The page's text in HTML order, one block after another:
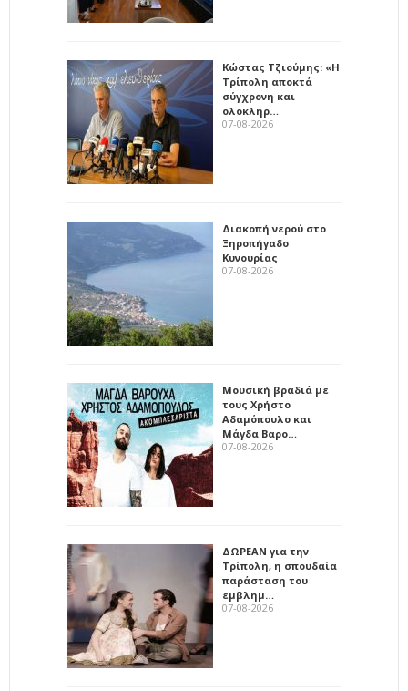
Κώστας Τζιούμης: «Η
Τρίπολη αποκτά
σύγχρονη και
ολοκληρ…
07-08-2026
Διακοπή νερού στο
Ξηροπήγαδο
Κυνουρίας
07-08-2026
Μουσική βραδιά με
τους Χρήστο
Αδαμόπουλο και
Μάγδα Βαρο…
07-08-2026
ΔΩΡΕΑΝ για την
Τρίπολη, η σπουδαία
παράσταση του
εμβλημ…
07-08-2026